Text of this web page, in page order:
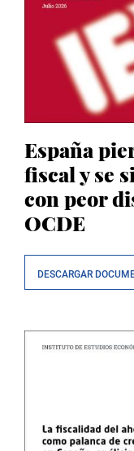
España
fiscal y se
con peor
OCDE
DESCARGAR